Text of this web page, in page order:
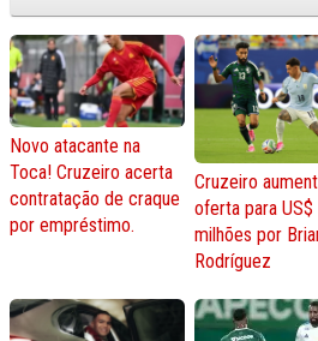
Novo atacante na
Toca! Cruzeiro acerta
contratação de craque
por empréstimo.
Cruzeiro
oferta para US$
milhões por
Rodríguez